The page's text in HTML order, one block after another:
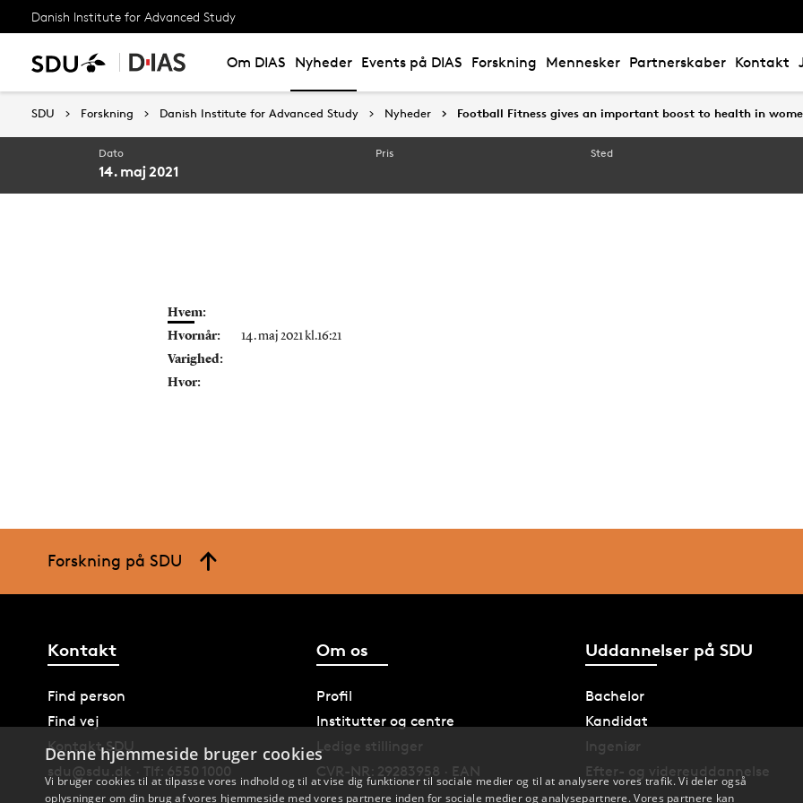
Danish Institute for Advanced Study
Om DIAS Nyheder Events på DIAS Forskning Mennesker Partnerskaber Kontakt
SDU Forskning Danish Institute for Advanced Study Nyheder Football Fitness gives an important boost to health in
Dato
14. maj 2021
Pris Sted
SDU Forskning Danish Institute for Advanced Study Nyheder Football Fitness gives an important boost to health in
Hvem:
Hvornår:
14. maj 2021 kl.16:21
Varighed:
Hvor:
Forskning på SDU
Kontakt
Find person
Find vej
Kontakt SDU
sdu@sdu.dk · Tlf: 6550 1000
Om os
Profil
Institutter og centre
Ledige stillinger
CVR-NR: 29283958 · EAN
Uddannelser på SDU
Bachelor
Kandidat
Ingeniør
Efter- og videreuddannelse
Denne hjemmeside bruger cookies
Vi bruger cookies til at tilpasse vores indhold og til at vise dig funktioner til sociale medier og til at analysere vores trafik. Vi deler også
oplysninger om din brug af vores hjemmeside med vores partnere inden for sociale medier og analysepartnere. Vores partnere kan